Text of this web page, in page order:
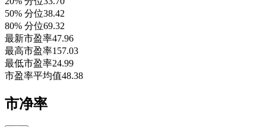
50% 分位38.42
80% 分位69.32
最新市盈率47.96
最高市盈率157.03
最低市盈率24.99
市盈率平均值48.38
市净率